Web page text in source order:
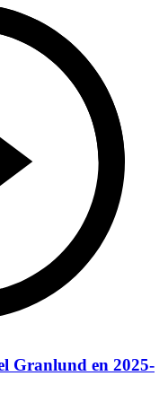
Granlund en 2025-